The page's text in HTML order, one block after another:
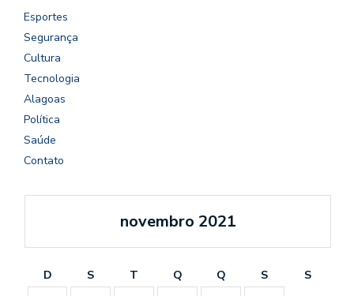
Esportes
Segurança
Cultura
Tecnologia
Alagoas
Política
Saúde
Contato
novembro 2021
D S T Q Q S
S